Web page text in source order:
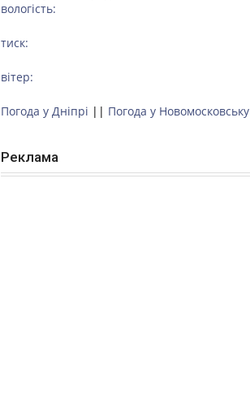
вологість:
тиск:
вітер:
Погода у Дніпрі || Погода у Новомосковську
Реклама